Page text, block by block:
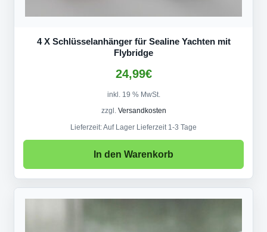
4 X Schlüsselanhänger für Sealine Yachten mit
Flybridge
24,99€
inkl. 19 % MwSt.
zzgl. Versandkosten
Lieferzeit:Auf Lager Lieferzeit 1-3 Tage
In den Warenkorb